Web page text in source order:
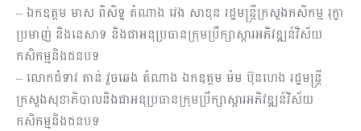
– ឯកឧត្តម មាស ពិសិទ្ឋ តំណាង វេង សាខុន រដ្ឋមន្រ្តីក្រសួងកសិកម្ម រុក្ខា
ប្រមាញ់ និងនេសាទ និងជាអនុប្រធានក្រុមប្រឹក្សាស្ដារអភិវឌ្ឍន៍វិស័យ
កសិកម្មនិងជនបទ
– លោកជំទាវ តាន់ វួចឆេង តំណាង ឯកឧត្តម ម៉ម ប៊ុនហេង រដ្ឋមន្ត្រី
ក្រសួងសុខាភិបាលនិងជាអនុប្រធានក្រុមប្រឹក្សាស្ដារអភិវឌ្ឍន៍វិស័យ
កសិកម្មនិងជនបទ